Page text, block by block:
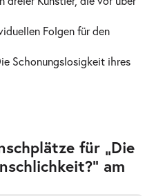
Folgen für den
Schonungslosigkeit ihres
für „Die
am